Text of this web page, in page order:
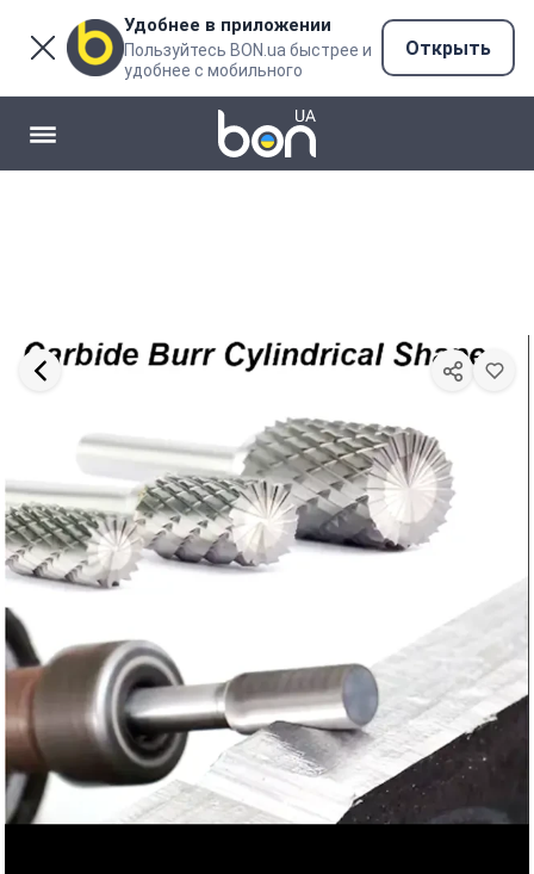
Удобнее в приложении
Пользуйтесь BON.ua быстрее и
удобнее с мобильного
Открыть